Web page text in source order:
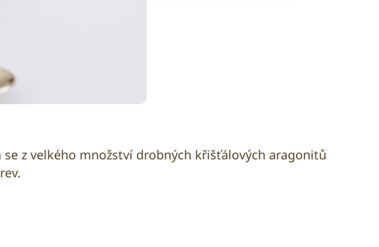
z velkého množství drobných křišťálových aragonitů